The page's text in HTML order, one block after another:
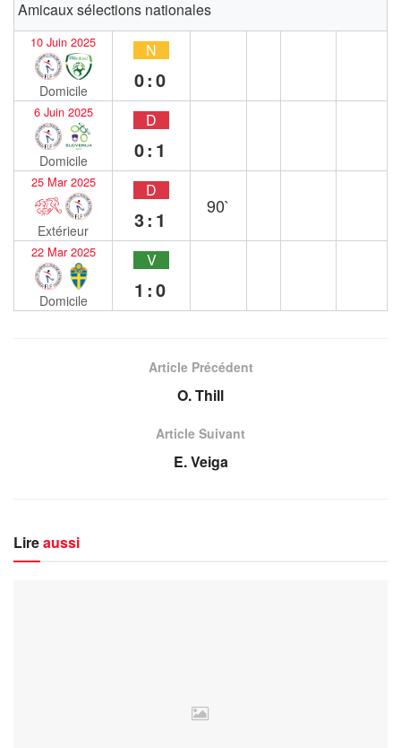
Amicaux sélections nationales
10 Juin 2025
Domicile
N
0:0
6 Juin 2025
Domicile
D
0:1
25 Mar 2025
Extérieur
D
3:1
90`
22 Mar 2025
Domicile
V
1:0
Article Précédent
O. Thill
Article Suivant
E. Veiga
Lireaussi